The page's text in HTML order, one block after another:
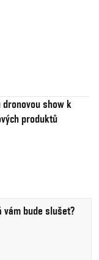
dronovou show k
produktů
bude slušet?